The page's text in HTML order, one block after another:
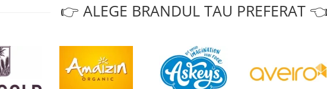
👉 ALEGE BRANDUL TAU PREFERAT